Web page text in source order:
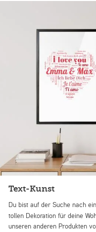
Text-Kunst
Du bist auf der Suche nach
tollen Dekoration für deine
unseren anderen Produkten